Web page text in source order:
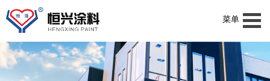
菜单